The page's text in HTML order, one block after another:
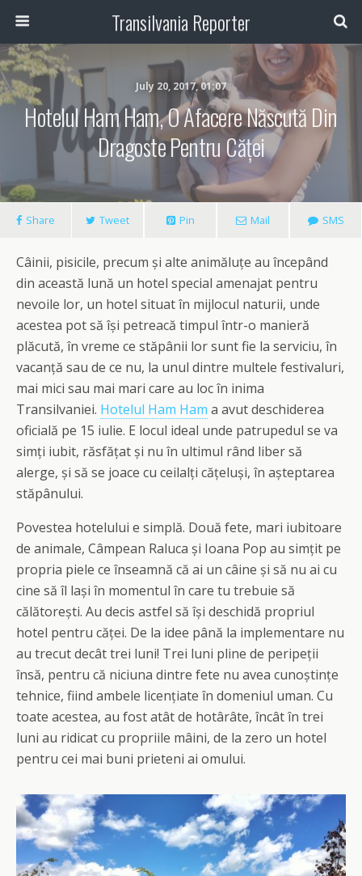
Transilvania Reporter
July 20, 2017, 01:07
Hotelul Ham Ham, O Afacere Născută Din
Dragoste Pentru Căței
Share Tweet Pin Mail SMS
Câinii, pisicile, precum și alte animăluțe au începând
din această lună un hotel special amenajat pentru
nevoile lor, un hotel situat în mijlocul naturii, unde
acestea pot să își petreacă timpul într-o manieră
plăcută, în vreme ce stăpânii lor sunt fie la serviciu, în
vacanță sau de ce nu, la unul dintre multele festivaluri,
mai mici sau mai mari care au loc în inima
Transilvaniei. Hotelul Ham Ham a avut deschiderea
oficială pe 15 iulie. E locul ideal unde patrupedul se va
simți iubit, răsfățat și nu în ultimul rând liber să
alerge, și să se joace cu ceilalți cățeluși, în așteptarea
stăpânului.
Povestea hotelului e simplă. Două fete, mari iubitoare
de animale, Câmpean Raluca și Ioana Pop au simțit pe
propria piele ce înseamnă că ai un câine și să nu ai cu
cine să îl lași în momentul în care tu trebuie să
călătorești. Au decis astfel să își deschidă propriul
hotel pentru căței. De la idee până la implementare nu
au trecut decât trei luni! Trei luni pline de peripeții
însă, pentru că niciuna dintre fete nu avea cunoștințe
tehnice, fiind ambele licențiate în domeniul uman. Cu
toate acestea, au fost atât de hotârâte, încât în trei
luni au ridicat cu propriile mâini, de la zero un hotel
pentru cei mai buni prieteni ai omului.